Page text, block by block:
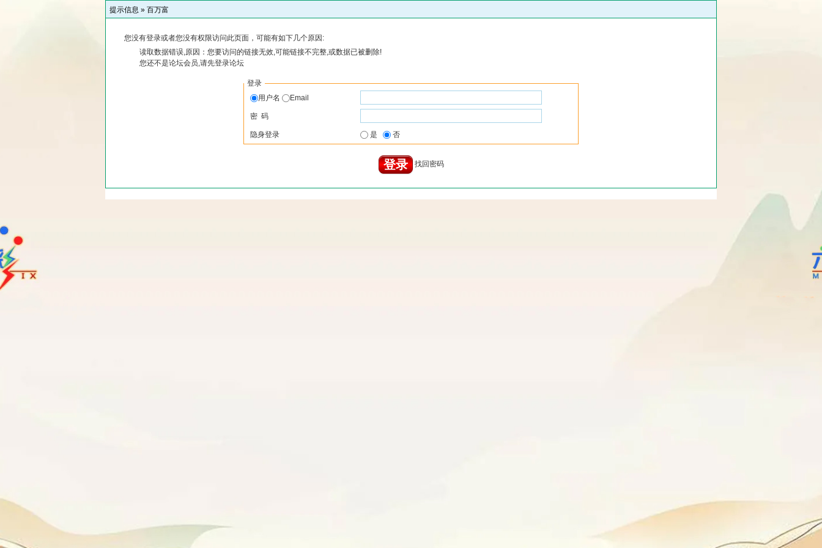
提示信息 » 百万富
您没有登录或者您没有权限访问此页面，可能有如下几个原因:
读取数据错误,原因：您要访问的链接无效,可能链接不完整,或数据已被删除!
您还不是论坛会员,请先登录论坛
登录
用户名
Email
密 码
隐身登录 是 否
找回密码